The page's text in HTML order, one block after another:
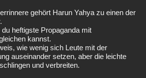
Alle Neue Geschlossen
gehört Harun Yahya zu einen der
heftigste Propaganda mit
kannst.
wie wenig sich Leute mit der
auseinander setzen, aber die leichte
und verbreiten.